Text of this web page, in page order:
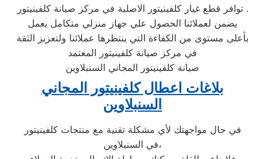
توافر قطع غيار كلفينيتور الاصلية في مركز صيانة كلفينيتور .
يضمن لعملائنا الحصول علي جهاز منزلي متكامل يعمل
بأعلى مستوى من الكفاءة التي ينتظرها عملائنا ولتعزيز الثقة
في مركز صيانة كلفينيتور المعتمد
صيانة كلفينيتور المجاني السنبلاوين
بلاغات اعطال كلفينيتور المجاني
السنبلاوين
في حال مواجهتك لأي مشكلة تقنية مع منتجات كلفينيتور
في السنبلاوين،